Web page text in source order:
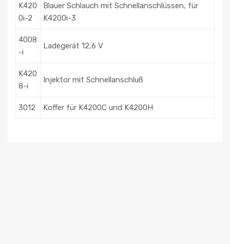
K420
0i-2
Blauer Schlauch mit Schnellanschlüssen, für
K4200i-3
4008
-i
Ladegerät 12,6 V
K420
8-i
Injektor mit Schnellanschluß
3012 Koffer für K4200C und K4200H